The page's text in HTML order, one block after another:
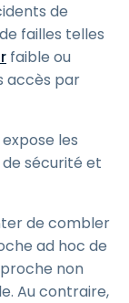
de
failles telles
faible ou
accès par
les
sécurité et
de combler
ad hoc de
non
Au contraire,